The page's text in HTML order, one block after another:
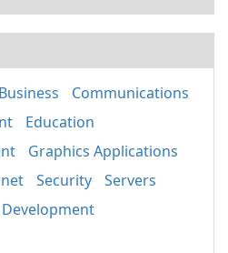
Business
Communications
Education
Graphics Applications
Security
Servers